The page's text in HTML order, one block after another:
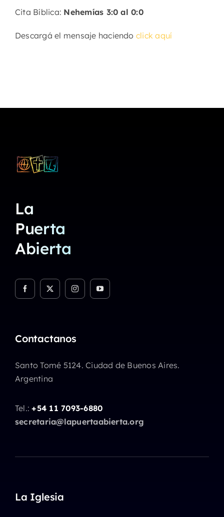
Cita Bíblica: Nehemías 3:0 al 0:0
Descargá el mensaje haciendo click aquí
La
Puerta
Abierta
Contactanos
Santo Tomé 5124. Ciudad de Buenos Aires.
Argentina
Tel.:+54 11 7093-6880
secretaria@lapuertaabierta.org
La Iglesia